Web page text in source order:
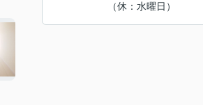
（休：水曜日）